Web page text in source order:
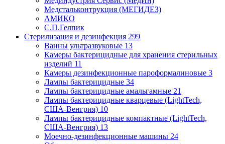
Медстальконтрукция (МЕГИДЕЗ)
АМИКО
С.П.Гелпик
Стерилизация и дезинфекция 299
Ванны ультразвуковые 13
Камеры бактерицидные для хранения стерильных
изделий 11
Камеры дезинфекционные пароформалиновые 3
Лампы бактерицидные 34
Лампы бактерицидные амальгамные 21
Лампы бактерицидные кварцевые (LightTech,
США-Венгрия) 10
Лампы бактерицидные компактные (LightTech,
США-Венгрия) 13
Моечно-дезинфекционные машины 24